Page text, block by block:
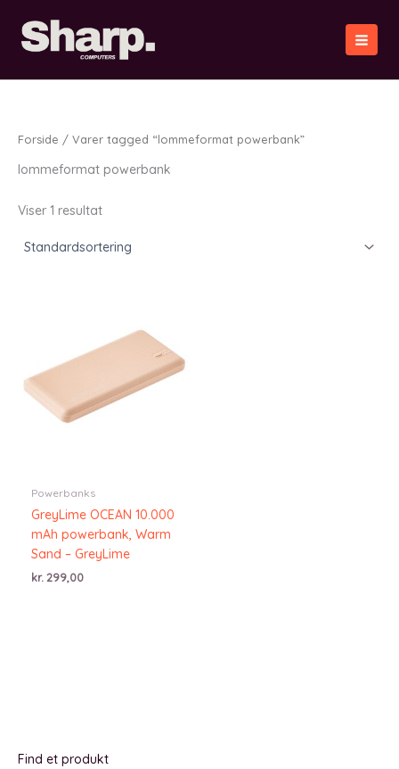
indholdet
Find et produkt
Forside / Varer tagged “lommeformat powerbank”
lommeformat powerbank
Viser 1 resultat
Powerbanks
GreyLime OCEAN 10.000
mAh powerbank, Warm
Sand – GreyLime
kr. 299,00